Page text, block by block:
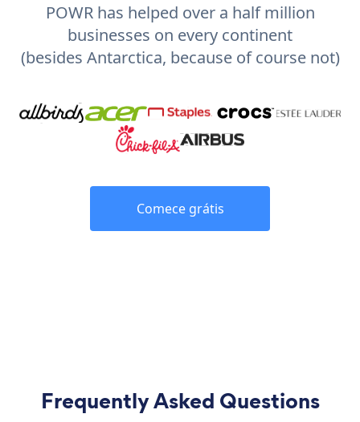
POWR has helped over a half million
businesses on every continent
(besides Antarctica, because of course not)
Comece grátis
Frequently Asked Questions